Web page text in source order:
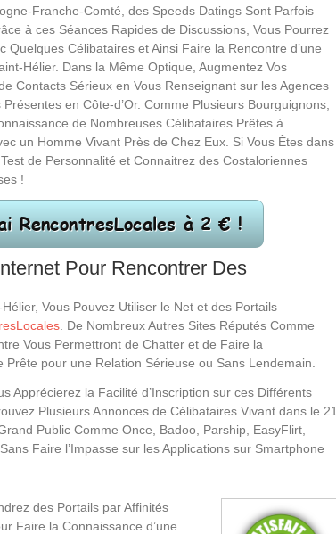
Franche-Comté, des Speeds Datings Sont Parfois
à ces Séances Rapides de Discussions, Vous Pourrez
Quelques Célibataires et Ainsi Faire la Rencontre d’une
Hélier. Dans la Même Optique, Augmentez Vos
Contacts Sérieux en Vous Renseignant sur les Agences
en Côte-d’Or. Comme Plusieurs Bourguignons,
de Nombreuses Célibataires Prêtes à
un Homme Vivant Près de Chez Eux. Si Vous Êtes dans
de Personnalité et Connaitrez des Costaloriennes
!
Pour Rencontrer Des
Vous Pouvez Utiliser le Net et des Portails
. De Nombreux Autres Sites Réputés Comme
Vous Permettront de Chatter et de Faire la
pour une Relation Sérieuse ou Sans Lendemain.
Apprécierez la Facilité d’Inscription sur ces Différents
Plusieurs Annonces de Célibataires Vivant dans le 21
Public Comme Once, Badoo, Parship, EasyFlirt,
Faire l’Impasse sur les Applications sur Smartphone
des Portails par Affinités
Faire la Connaissance d’une